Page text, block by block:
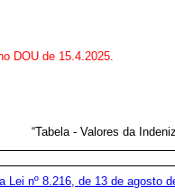
DOU de 15.4.2025.
“Tabela - Valores da
Lei nº 8.216, de 13 de agosto